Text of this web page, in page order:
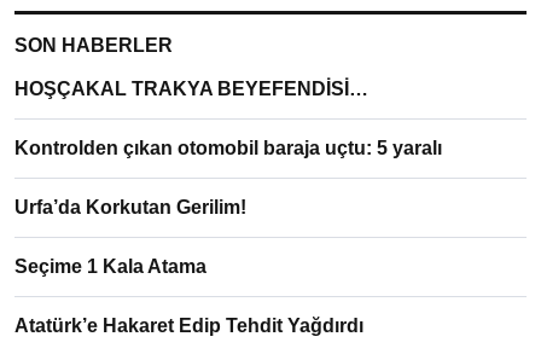
SON HABERLER
HOŞÇAKAL TRAKYA BEYEFENDİSİ…
Kontrolden çıkan otomobil baraja uçtu: 5 yaralı
Urfa’da Korkutan Gerilim!
Seçime 1 Kala Atama
Atatürk’e Hakaret Edip Tehdit Yağdırdı